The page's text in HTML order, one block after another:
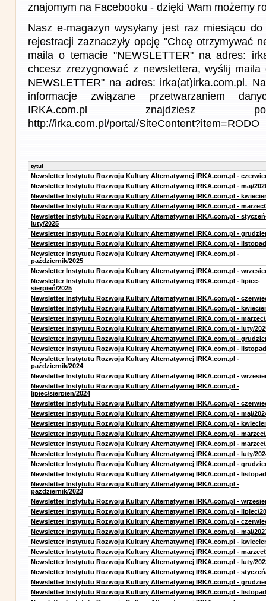
znajomym na Facebooku - dzięki Wam możemy
Nasz e-magazyn wysyłany jest raz miesiącu
rejestracji zaznaczyły opcję "Chcę otrzymywać
maila o temacie "NEWSLETTER" na adres:
chcesz zrezygnować z newslettera, wyślij
NEWSLETTER" na adres: irka(at)irka.com.pl.
informacje związane przetwarzaniem
IRKA.com.pl znajdziesz
http://irka.com.pl/portal/SiteContent?item=RODO
tytuł
Newsletter Instytutu Rozwoju Kultury Alternatywnej IRKA.com.pl -
Newsletter Instytutu Rozwoju Kultury Alternatywnej IRKA.com.pl - maj/
Newsletter Instytutu Rozwoju Kultury Alternatywnej IRKA.com.pl -
Newsletter Instytutu Rozwoju Kultury Alternatywnej IRKA.com.pl - marzec/
Newsletter Instytutu Rozwoju Kultury Alternatywnej IRKA.com.pl -
luty/2025
Newsletter Instytutu Rozwoju Kultury Alternatywnej IRKA.com.pl -
Newsletter Instytutu Rozwoju Kultury Alternatywnej IRKA.com.pl -
Newsletter Instytutu Rozwoju Kultury Alternatywnej IRKA.com.pl -
październik/2025
Newsletter Instytutu Rozwoju Kultury Alternatywnej IRKA.com.pl -
Newsletter Instytutu Rozwoju Kultury Alternatywnej IRKA.com.pl - lipiec-
sierpień/2025
Newsletter Instytutu Rozwoju Kultury Alternatywnej IRKA.com.pl -
Newsletter Instytutu Rozwoju Kultury Alternatywnej IRKA.com.pl -
Newsletter Instytutu Rozwoju Kultury Alternatywnej IRKA.com.pl - marzec/
Newsletter Instytutu Rozwoju Kultury Alternatywnej IRKA.com.pl - luty/
Newsletter Instytutu Rozwoju Kultury Alternatywnej IRKA.com.pl -
Newsletter Instytutu Rozwoju Kultury Alternatywnej IRKA.com.pl -
Newsletter Instytutu Rozwoju Kultury Alternatywnej IRKA.com.pl -
październik/2024
Newsletter Instytutu Rozwoju Kultury Alternatywnej IRKA.com.pl -
Newsletter Instytutu Rozwoju Kultury Alternatywnej IRKA.com.pl -
lipiec/sierpien/2024
Newsletter Instytutu Rozwoju Kultury Alternatywnej IRKA.com.pl -
Newsletter Instytutu Rozwoju Kultury Alternatywnej IRKA.com.pl - maj/
Newsletter Instytutu Rozwoju Kultury Alternatywnej IRKA.com.pl -
Newsletter Instytutu Rozwoju Kultury Alternatywnej IRKA.com.pl - marzec/
Newsletter Instytutu Rozwoju Kultury Alternatywnej IRKA.com.pl - marzec/
Newsletter Instytutu Rozwoju Kultury Alternatywnej IRKA.com.pl - luty/
Newsletter Instytutu Rozwoju Kultury Alternatywnej IRKA.com.pl -
Newsletter Instytutu Rozwoju Kultury Alternatywnej IRKA.com.pl -
Newsletter Instytutu Rozwoju Kultury Alternatywnej IRKA.com.pl -
pazdziernik/2023
Newsletter Instytutu Rozwoju Kultury Alternatywnej IRKA.com.pl -
Newsletter Instytutu Rozwoju Kultury Alternatywnej IRKA.com.pl - lipiec/
Newsletter Instytutu Rozwoju Kultury Alternatywnej IRKA.com.pl -
Newsletter Instytutu Rozwoju Kultury Alternatywnej IRKA.com.pl - maj/
Newsletter Instytutu Rozwoju Kultury Alternatywnej IRKA.com.pl -
Newsletter Instytutu Rozwoju Kultury Alternatywnej IRKA.com.pl - marzec/
Newsletter Instytutu Rozwoju Kultury Alternatywnej IRKA.com.pl - luty/
Newsletter Instytutu Rozwoju Kultury Alternatywnej IRKA.com.pl -
Newsletter Instytutu Rozwoju Kultury Alternatywnej IRKA.com.pl -
Newsletter Instytutu Rozwoju Kultury Alternatywnej IRKA.com.pl -